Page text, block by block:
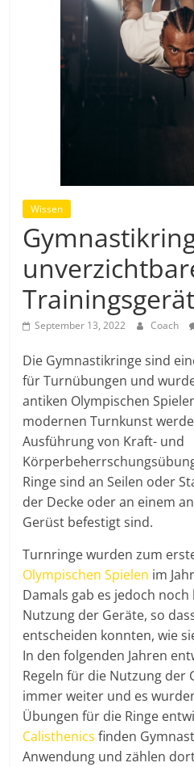
Wissen
Trainingsgerät
September 13, 2022 Coach
Die Gymnastikringe sind
für Turnübungen und
antiken Olympischen
modernen Turnkunst
Ausführung von Kraft- und
Ringe sind an Seilen oder
der Decke oder an einem
Gerüst befestigt sind.
Turnringe wurden zum
Olympischen Spielen im
Damals gab es jedoch
Nutzung der Geräte, so
entscheiden konnten, wie
In den folgenden Jahren
Regeln für die Nutzung der
immer weiter und es
Übungen für die Ringe
Calisthenics finden
Anwendung und zählen